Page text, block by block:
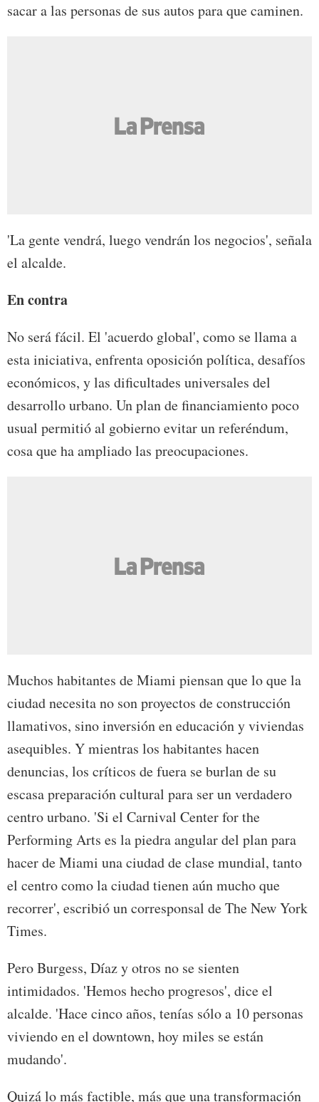
sacar a las personas de sus autos para que caminen.
'La gente vendrá, luego vendrán los negocios', señala
el alcalde.
En contra
No será fácil. El 'acuerdo global', como se llama a
esta iniciativa, enfrenta oposición política, desafíos
económicos, y las dificultades universales del
desarrollo urbano. Un plan de financiamiento poco
usual permitió al gobierno evitar un referéndum,
cosa que ha ampliado las preocupaciones.
Muchos habitantes de Miami piensan que lo que la
ciudad necesita no son proyectos de construcción
llamativos, sino inversión en educación y viviendas
asequibles. Y mientras los habitantes hacen
denuncias, los críticos de fuera se burlan de su
escasa preparación cultural para ser un verdadero
centro urbano. 'Si el Carnival Center for the
Performing Arts es la piedra angular del plan para
hacer de Miami una ciudad de clase mundial, tanto
el centro como la ciudad tienen aún mucho que
recorrer', escribió un corresponsal de The New York
Times.
Pero Burgess, Díaz y otros no se sienten
intimidados. 'Hemos hecho progresos', dice el
alcalde. 'Hace cinco años, tenías sólo a 10 personas
viviendo en el downtown, hoy miles se están
mudando'.
Quizá lo más factible, más que una transformación